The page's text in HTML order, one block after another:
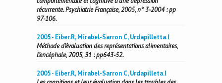
récurrente. Psychiatrie Française, 2005, n° 3-2004 : pp
97-106.
2005 - Eiber.R, Mirabel-Sarron C, Urdapilletta.I
Méthode d’évaluation des représentations alimentaires,
L’encéphale, 2005, 31 : pp643-52.
2005 - Eiber.R, Mirabel-Sarron C, Urdapilleta.I